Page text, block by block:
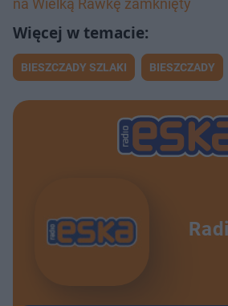
na Wielką Rawkę zamknięty
BIESZCZADY SZLAKI BIESZCZADY